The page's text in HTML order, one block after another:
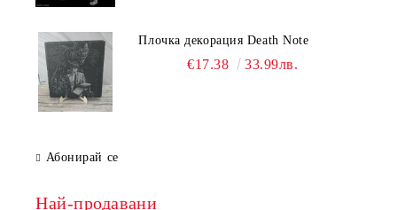
Плочка декорация Death Note
€17.38 33.99лв.
Абонирай се
Най-продавани